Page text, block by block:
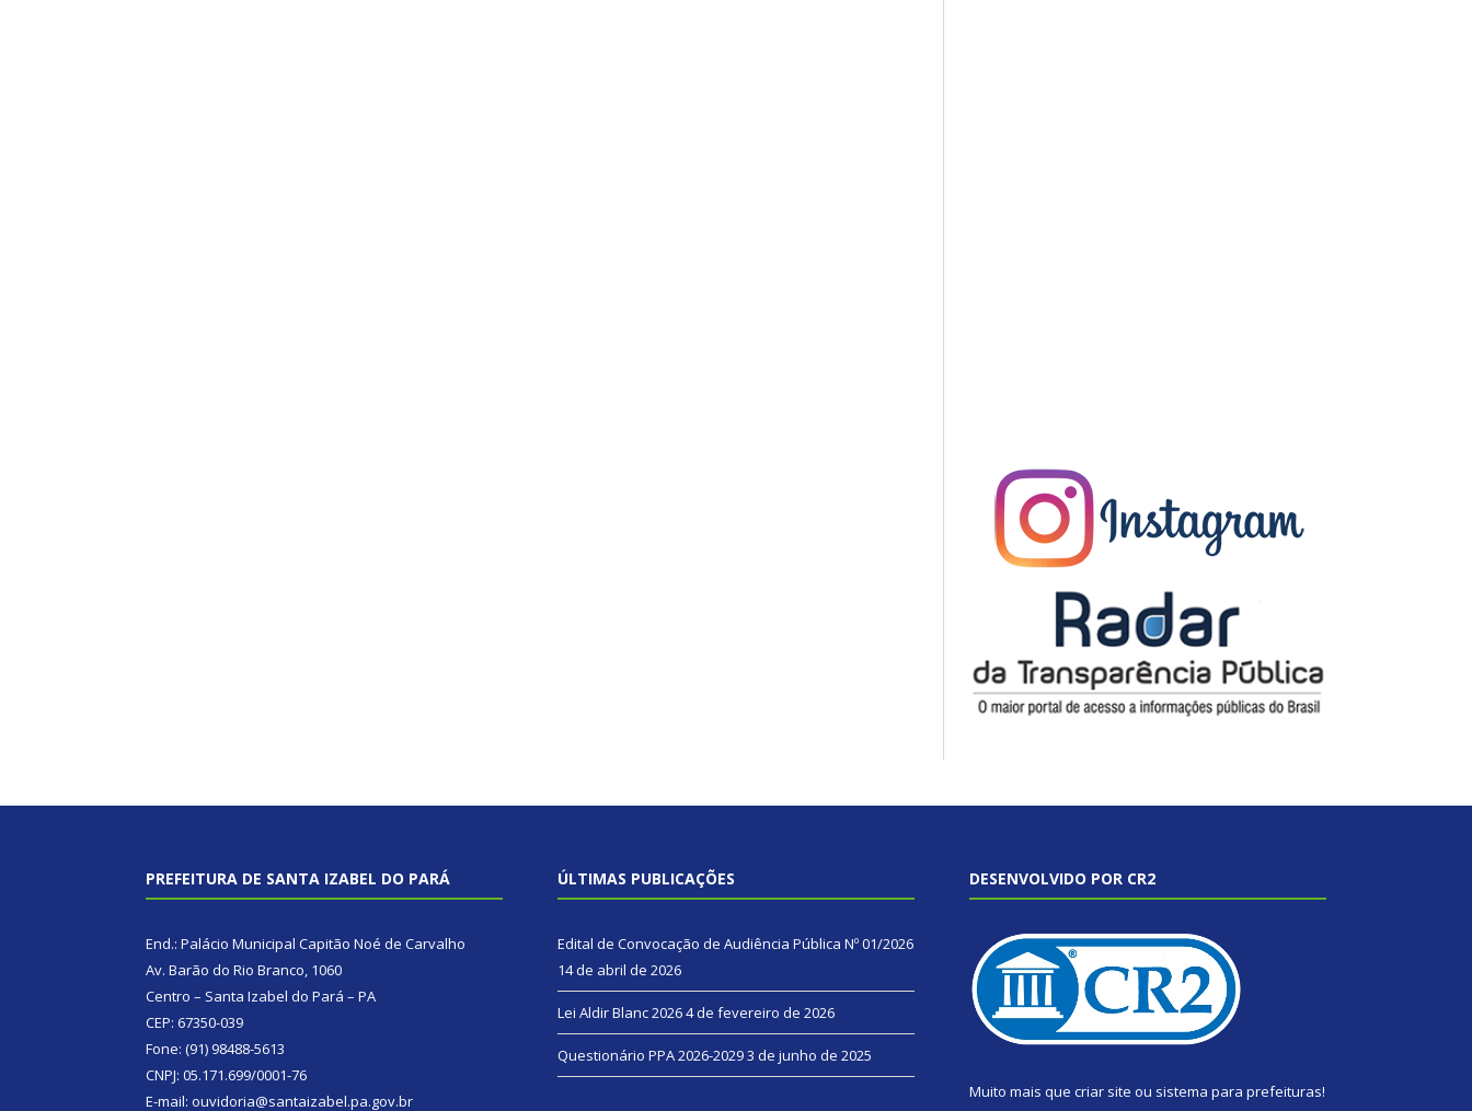
PREFEITURA DE SANTA IZABEL DO PARÁ
End.: Palácio Municipal Capitão Noé de Carvalho
Av. Barão do Rio Branco, 1060
Centro – Santa Izabel do Pará – PA
CEP: 67350-039
Fone: (91) 98488-5613
CNPJ: 05.171.699/0001-76
E-mail: ouvidoria@santaizabel.pa.gov.br
ÚLTIMAS PUBLICAÇÕES
Edital de Convocação de Audiência Pública Nº 01/2026
14 de abril de 2026
Lei Aldir Blanc 20264 de fevereiro de 2026
Questionário PPA 2026-20293 de junho de 2025
DESENVOLVIDO POR CR2
Muito mais que criar site ou sistema para prefeituras!